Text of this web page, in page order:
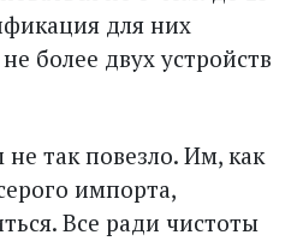
для них
более двух устройств
так повезло. Им, как
импорта,
Все ради чис­тоты